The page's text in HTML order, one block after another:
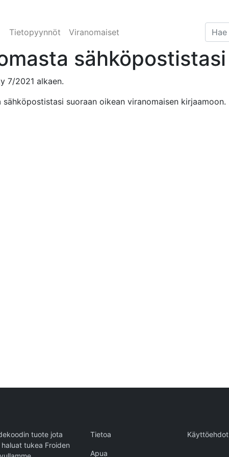
Tietopyynnöt Viranomaiset
sähköpostistasi
7/2021 alkaen.
suoraan oikean viranomaisen kirjaamoon.
tuote jota
haluat tukea Froiden
Tietoa Käyttöehdot
Apua